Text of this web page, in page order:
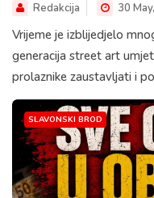
Redakcija 30
Vrijeme je izblijedjelo
generacija street art
prolaznike zaustavljati i
SLAVONSKI BROD